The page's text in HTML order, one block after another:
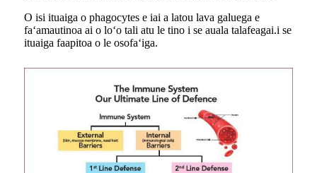
O isi ituaiga o phagocytes e iai a latou lava galuega e
faʻamautinoa ai o loʻo tali atu le tino i se auala talafeagai.i se
ituaiga faapitoa o le osofaʻiga.